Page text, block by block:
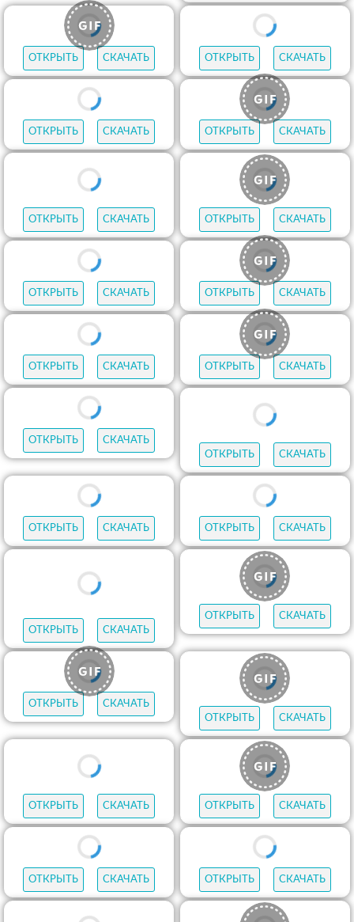
ОТКРЫТЬ СКАЧАТЬ
ОТКРЫТЬ СКАЧАТЬ
ОТКРЫТЬ СКАЧАТЬ
ОТКРЫТЬ
ОТКРЫТЬ СКАЧАТЬ
ОТКРЫТЬ СКАЧАТЬ ОТКРЫТЬ СКАЧАТЬ
ОТКРЫТЬ СКАЧАТЬ ОТКРЫТЬ СКАЧАТЬ